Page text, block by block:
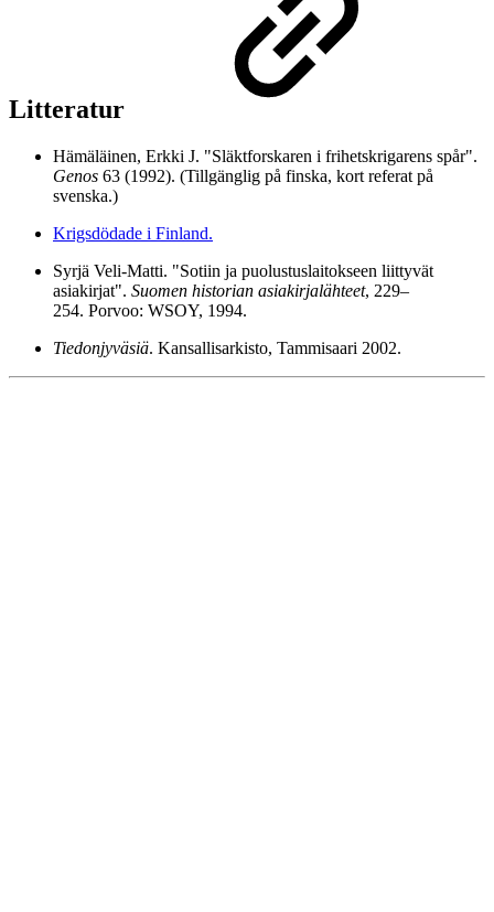
Litteratur
Hämäläinen, Erkki J. "Släktforskaren i frihetskrigarens spår".
Genos 63 (1992). (Tillgänglig på finska, kort referat på
svenska.)
Krigsdödade i Finland.
Syrjä Veli-Matti. "Sotiin ja puolustuslaitokseen liittyvät
asiakirjat". Suomen historian asiakirjalähteet, 229–
254. Porvoo: WSOY, 1994.
Tiedonjyväsiä. Kansallisarkisto, Tammisaari 2002.